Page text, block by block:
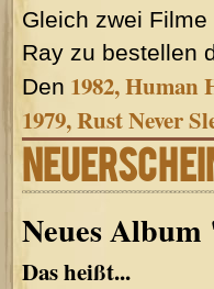
Gleich zwei
Ray zu bestellen
Den 1982, Human
1979, Rust Never
Neues
Das heißt...